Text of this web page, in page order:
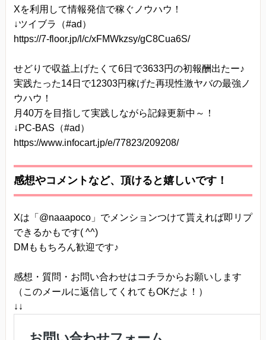
Xを利用して情報発信で稼ぐノウハウ！
↓ツイブラ（#ad）
https://7-floor.jp/l/c/xFMWkzsy/gC8Cua6S/
せどりで収益上げたくて6日で3633円の初報酬出たー♪
実践たった14日で12303円稼げた再現性激ヤバの最強ノ
ウハウ！
月40万を目指して実践しながら記録更新中～！
↓PC-BAS（#ad）
https://www.infocart.jp/e/77823/209208/
感想やコメントなど、頂けると嬉しいです！
Xは「@naaapoco」でメンションつけて貰えれば即リプ
できるかもです( ^^)
DMももちろん歓迎です♪
感想・質問・お問い合わせはコチラからお願いします
（このメールに返信してくれてもOKだよ！）
↓↓